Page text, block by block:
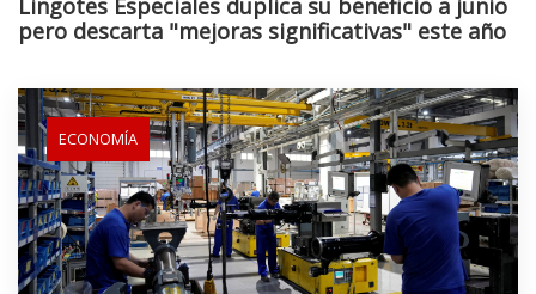
Lingotes Especiales duplica su beneficio a junio
pero descarta "mejoras significativas" este año
ECONOMÍA